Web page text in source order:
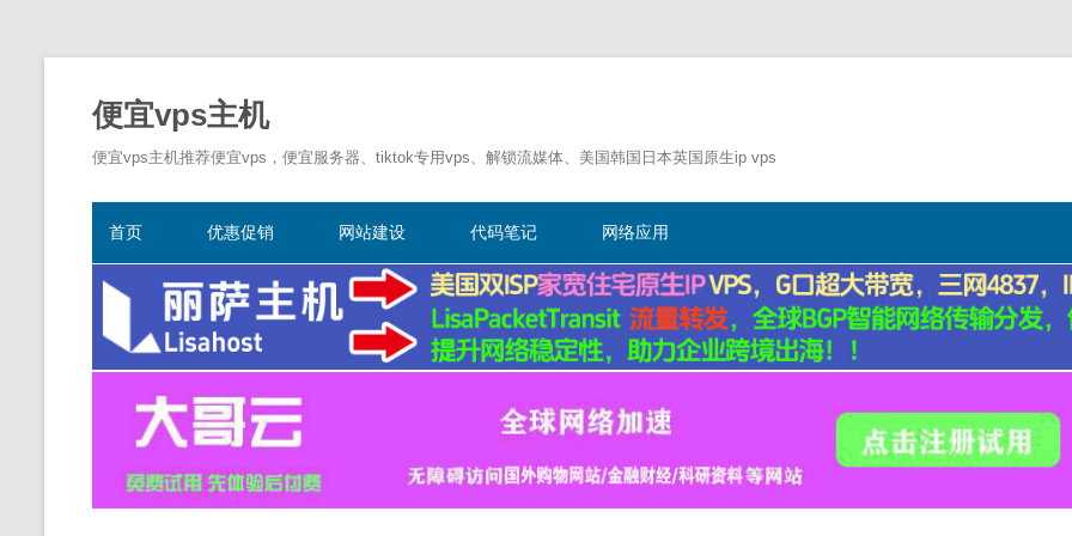
便宜vps主机
便宜vps主机推荐便宜vps，便宜服务器、tiktok专用vps、解锁流媒体、美国韩国日本英国原生ip vps
文
首页 优惠促销 网站建设 代码笔记 网络应用